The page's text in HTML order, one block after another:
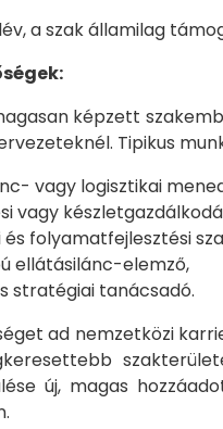
a szak államilag
képzett
Tipikus
vagy logisztikai
vagy
és folyamatfejlesztési
ellátásilánc-elemző,
stratégiai tanácsadó.
ad nemzetközi
új, magas